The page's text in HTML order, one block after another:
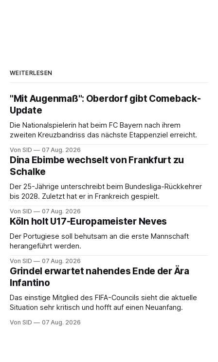
WEITERLESEN
"Mit Augenmaß": Oberdorf gibt Comeback-
Update
Die Nationalspielerin hat beim FC Bayern nach ihrem
zweiten Kreuzbandriss das nächste Etappenziel erreicht.
Von SID 07 Aug. 2026
Dina Ebimbe wechselt von Frankfurt zu
Schalke
Der 25-Jährige unterschreibt beim Bundesliga-Rückkehrer
bis 2028. Zuletzt hat er in Frankreich gespielt.
Von SID 07 Aug. 2026
Köln holt U17-Europameister Neves
Der Portugiese soll behutsam an die erste Mannschaft
herangeführt werden.
Von SID 07 Aug. 2026
Grindel erwartet nahendes Ende der Ära
Infantino
Das einstige Mitglied des FIFA-Councils sieht die aktuelle
Situation sehr kritisch und hofft auf einen Neuanfang.
Von SID 07 Aug. 2026